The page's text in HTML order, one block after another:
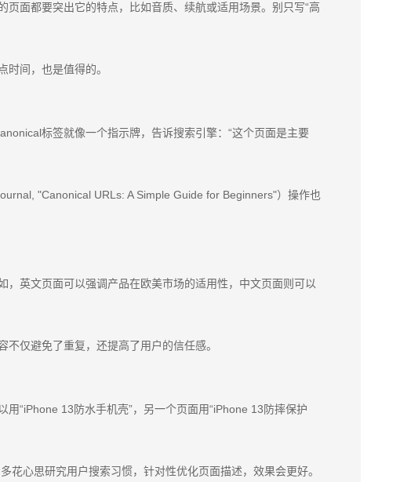
面都要突出它的特点，比如音质、续航或适用场景。别只写“高
间，也是值得的。
标签就像一个指示牌，告诉搜索引擎：“这个页面是主要
"Canonical URLs: A Simple Guide for Beginners"）操作也
英文页面可以强调产品在欧美市场的适用性，中文页面则可以
仅避免了重复，还提高了用户的信任感。
“iPhone 13防水手机壳”，另一个页面用“iPhone 13防摔保护
心思研究用户搜索习惯，针对性优化页面描述，效果会更好。